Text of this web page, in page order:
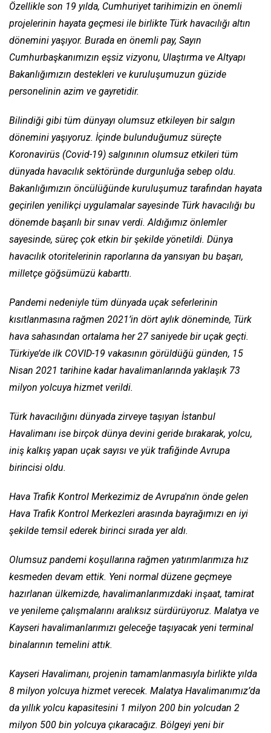
Özellikle son 19 yılda, Cumhuriyet tarihimizin en önemli
projelerinin hayata geçmesi ile birlikte Türk havacılığı altın
dönemini yaşıyor. Burada en önemli pay, Sayın
Cumhurbaşkanımızın eşsiz vizyonu, Ulaştırma ve Altyapı
Bakanlığımızın destekleri ve kuruluşumuzun güzide
personelinin azim ve gayretidir.
Bilindiği gibi tüm dünyayı olumsuz etkileyen bir salgın
dönemini yaşıyoruz. İçinde bulunduğumuz süreçte
Koronavirüs (Covid-19) salgınının olumsuz etkileri tüm
dünyada havacılık sektöründe durgunluğa sebep oldu.
Bakanlığımızın öncülüğünde kuruluşumuz tarafından hayata
geçirilen yenilikçi uygulamalar sayesinde Türk havacılığı bu
dönemde başarılı bir sınav verdi. Aldığımız önlemler
sayesinde, süreç çok etkin bir şekilde yönetildi. Dünya
havacılık otoritelerinin raporlarına da yansıyan bu başarı,
milletçe göğsümüzü kabarttı.
Pandemi nedeniyle tüm dünyada uçak seferlerinin
kısıtlanmasına rağmen 2021’in dört aylık döneminde, Türk
hava sahasından ortalama her 27 saniyede bir uçak geçti.
Türkiye’de ilk COVID-19 vakasının görüldüğü günden, 15
Nisan 2021 tarihine kadar havalimanlarında yaklaşık 73
milyon yolcuya hizmet verildi.
Türk havacılığını dünyada zirveye taşıyan İstanbul
Havalimanı ise birçok dünya devini geride bırakarak, yolcu,
iniş kalkış yapan uçak sayısı ve yük trafiğinde Avrupa
birincisi oldu.
Hava Trafik Kontrol Merkezimiz de Avrupa'nın önde gelen
Hava Trafik Kontrol Merkezleri arasında bayrağımızı en iyi
şekilde temsil ederek birinci sırada yer aldı.
Olumsuz pandemi koşullarına rağmen yatırımlarımıza hız
kesmeden devam ettik. Yeni normal düzene geçmeye
hazırlanan ülkemizde, havalimanlarımızdaki inşaat, tamirat
ve yenileme çalışmalarını aralıksız sürdürüyoruz. Malatya ve
Kayseri havalimanlarımızı geleceğe taşıyacak yeni terminal
binalarının temelini attık.
Kayseri Havalimanı, projenin tamamlanmasıyla birlikte yılda
8 milyon yolcuya hizmet verecek. Malatya Havalimanımız’da
da yıllık yolcu kapasitesini 1 milyon 200 bin yolcudan 2
milyon 500 bin yolcuya çıkaracağız. Bölgeyi yeni bir